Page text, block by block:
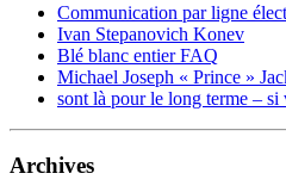
Communication par ligne
Ivan Stepanovich Konev
Blé blanc entier FAQ
Michael Joseph « Prince »
sont là pour le long terme – si
Archives